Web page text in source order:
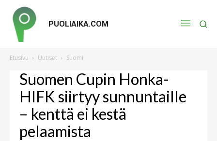
PUOLIAIKA.COM
Etusivu Uutiset Suomi
Suomen Cupin Honka-
HIFK siirtyy sunnuntaille
– kenttä ei kestä
pelaamista